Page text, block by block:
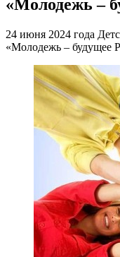
«Молодежь –
24 июня 2024 года
«Молодежь – будущее